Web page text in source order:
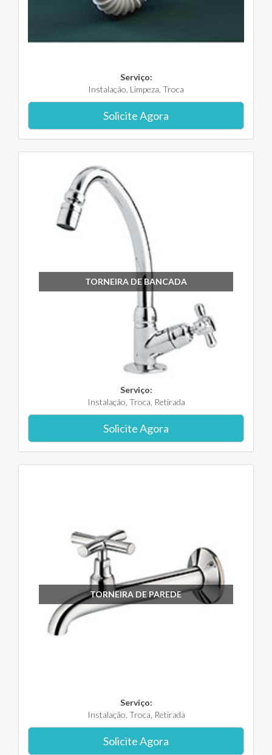
Serviço:
Instalação, Limpeza, Troca
Solicite Agora
TORNEIRA DE BANCADA
Serviço:
Instalação, Troca, Retirada
Solicite Agora
TORNEIRA DE PAREDE
Serviço:
Instalação, Troca, Retirada
Solicite Agora